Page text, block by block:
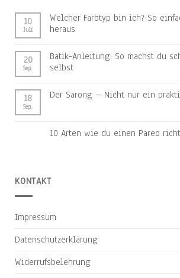
10
Juli
Welcher Farbtyp bin ich? So
heraus
20
Sep.
Batik-Anleitung: So machst du
selbst
18
Sep.
Der Sarong – Nicht nur ein
10 Arten wie du einen Pareo
KONTAKT
Impressum
Datenschutzerklärung
Widerrufsbelehrung